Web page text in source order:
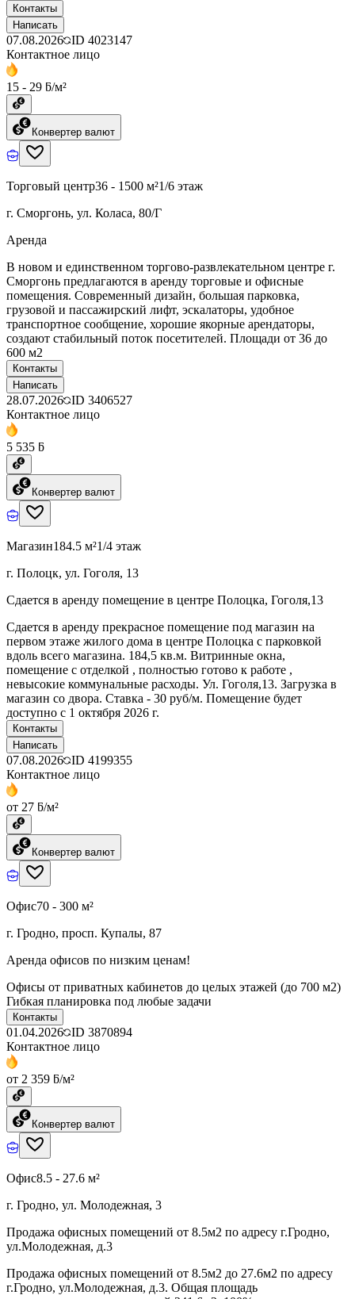
Контакты
Написать
07.08.2026 ID 4023147
Контактное лицо
15 - 29 ƃ/м²
Конвертер валют
Торговый центр36 - 1500 м²1/6 этаж
г. Сморгонь, ул. Коласа, 80/Г
Аренда
В новом и единственном торгово-развлекательном центре г.
Сморгонь предлагаются в аренду торговые и офисные
помещения. Современный дизайн, большая парковка,
грузовой и пассажирский лифт, эскалаторы, удобное
транспортное сообщение, хорошие якорные арендаторы,
создают стабильный поток посетителей. Площади от 36 до
600 м2
Контакты
Написать
28.07.2026 ID 3406527
Контактное лицо
5 535 ƃ
Конвертер валют
Магазин184.5 м²1/4 этаж
г. Полоцк, ул. Гоголя, 13
Сдается в аренду помещение в центре Полоцка, Гоголя,13
Сдается в аренду прекрасное помещение под магазин на
первом этаже жилого дома в центре Полоцка с парковкой
вдоль всего магазина. 184,5 кв.м. Витринные окна,
помещение с отделкой , полностью готово к работе ,
невысокие коммунальные расходы. Ул. Гоголя,13. Загрузка в
магазин со двора. Ставка - 30 руб/м. Помещение будет
доступно с 1 октября 2026 г.
Контакты
Написать
07.08.2026 ID 4199355
Контактное лицо
от 27 ƃ/м²
Конвертер валют
Офис70 - 300 м²
г. Гродно, просп. Купалы, 87
Аренда офисов по низким ценам!
Офисы от приватных кабинетов до целых этажей (до 700 м2)
Гибкая планировка под любые задачи
Контакты
01.04.2026 ID 3870894
Контактное лицо
от 2 359 ƃ/м²
Конвертер валют
Офис8.5 - 27.6 м²
г. Гродно, ул. Молодежная, 3
Продажа офисных помещений от 8.5м2 по адресу г.Гродно,
ул.Молодежная, д.3
Продажа офисных помещений от 8.5м2 до 27.6м2 по адресу
г.Гродно, ул.Молодежная, д.3. Общая площадь